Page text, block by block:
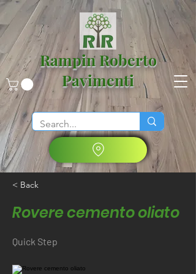
Rampin Roberto
Pavimenti
< Back
Rovere cemento oliato
Quick Step